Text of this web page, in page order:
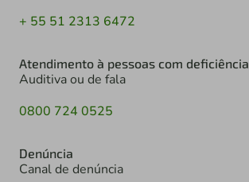
+ 55 51 2313 6472
Atendimento à pessoas com deficiência
Auditiva ou de fala
0800 724 0525
Denúncia
Canal de denúncia